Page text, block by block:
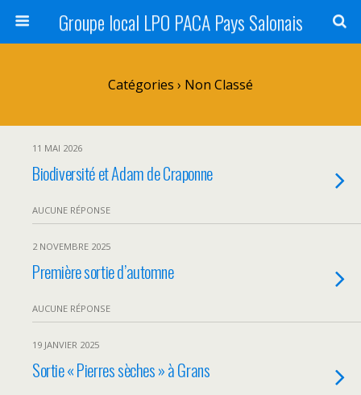
Groupe local LPO PACA Pays Salonais
Catégories › Non Classé
11 MAI 2026
Biodiversité et Adam de Craponne
AUCUNE RÉPONSE
2 NOVEMBRE 2025
Première sortie d’automne
AUCUNE RÉPONSE
19 JANVIER 2025
Sortie « Pierres sèches » à Grans